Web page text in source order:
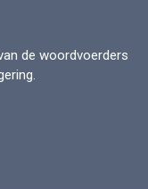
de woordvoerders